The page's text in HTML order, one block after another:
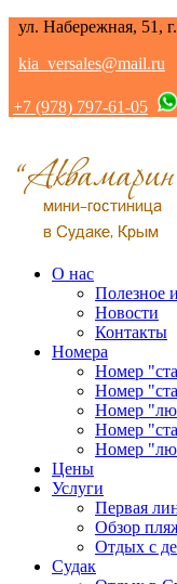
ул. Набережная, 51,
kia_versales@mail.ru
+7 (978) 797-61-05
О нас
Полезное
Новости
Контакты
Номера
Номер
Номер
Номер
Номер
Номер
Цены
Услуги
Первая
Обзор
Отдых с
Судак